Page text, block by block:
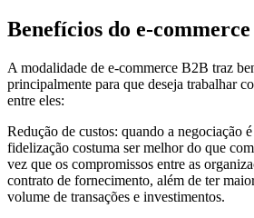
Benefícios do e-
A modalidade de e-commerce B2B traz
principalmente para que deseja trabalhar
entre eles:
Redução de custos: quando a negociação
fidelização costuma ser melhor do que
vez que os compromissos entre as
contrato de fornecimento, além de ter
volume de transações e investimentos.